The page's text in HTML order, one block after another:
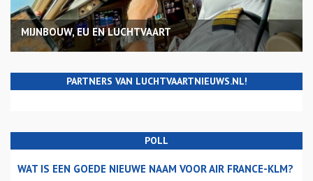
MIJNBOUW, EU EN LUCHTVAART
PARTNERS VAN LUCHTVAARTNIEUWS.NL!
POLL
WAT IS EEN GOEDE NIEUWE NAAM VOOR AIR FRANCE-KLM?